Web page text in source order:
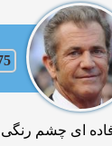
ای چشم